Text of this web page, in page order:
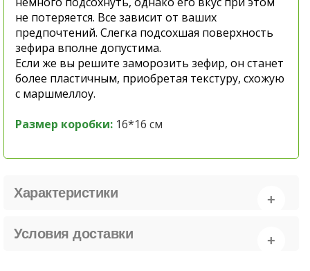
не потеряется. Все зависит от ваших
предпочтений. Слегка подсохшая поверхность
зефира вполне допустима.
Если же вы решите заморозить зефир, он станет
более пластичным, приобретая текстуру, схожую
с маршмеллоу.
Размер коробки: 16*16 см
Характеристики
Условия доставки